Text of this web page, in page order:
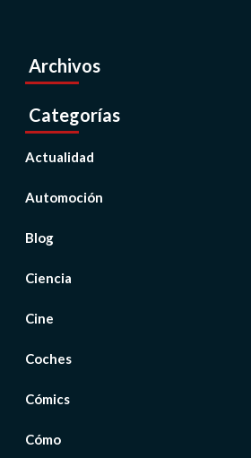
Archivos
Categorías
Actualidad
Automoción
Blog
Ciencia
Cine
Coches
Cómics
Cómo